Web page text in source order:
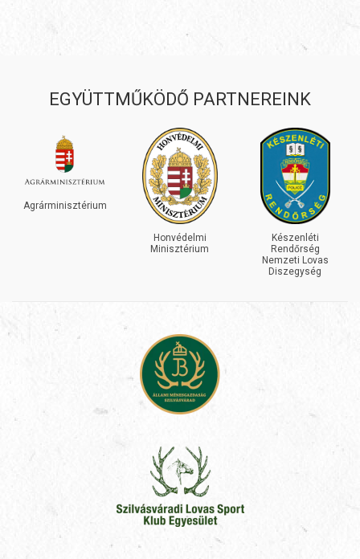
EGYÜTTMŰKÖDŐ PARTNEREINK
Agrárminisztérium
Honvédelmi
Minisztérium
Készenléti
Rendőrség
Nemzeti Lovas
Diszegység